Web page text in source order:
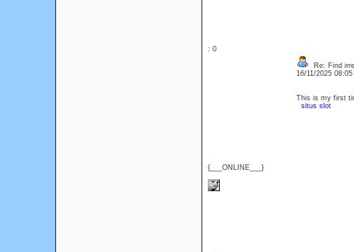
: 0
{___ONLINE___}
Re: Find
16/11/2025
This is my first
situs slot